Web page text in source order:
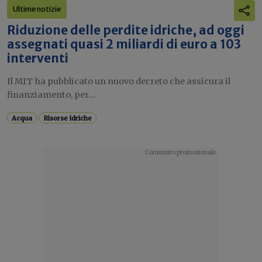
Ultime notizie
Riduzione delle perdite idriche, ad oggi
assegnati quasi 2 miliardi di euro a 103
interventi
Il MIT ha pubblicato un nuovo decreto che assicura il
finanziamento, per...
Acqua Risorse idriche